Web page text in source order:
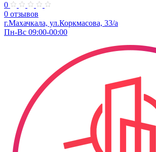
0
0 отзывов
г.Махачкала, ул.Коркмасова, 33/а
Пн-Вс 09:00-00:00